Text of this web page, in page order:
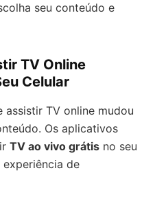
seu conteúdo e
TV Online
Celular
TV online mudou
Os aplicativos
TV ao vivo grátis no seu
de